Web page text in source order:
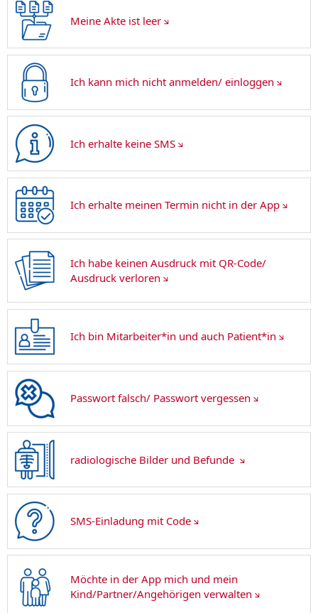
Meine Akte ist leer
Ich kann mich nicht anmelden/ einloggen
Ich erhalte keine SMS
Ich erhalte meinen Termin nicht in der App
Ich habe keinen Ausdruck mit QR-Code/
Ausdruck verloren
Ich bin Mitarbeiter*in und auch Patient*in
Passwort falsch/ Passwort vergessen
radiologische Bilder und Befunde
SMS-Einladung mit Code
Möchte in der App mich und mein
Kind/Partner/Angehörigen verwalten